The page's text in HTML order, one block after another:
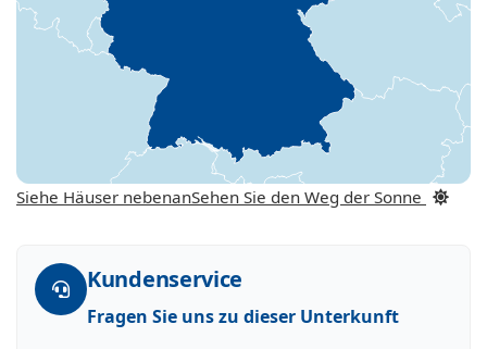
Siehe Häuser nebenanSehen Sie den Weg der Sonne
Kundenservice
Fragen Sie uns zu dieser Unterkunft